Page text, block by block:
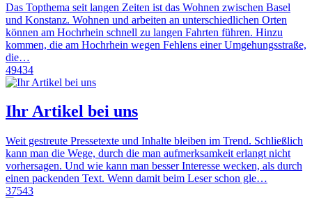
Das Topthema seit langen Zeiten ist das Wohnen zwischen Basel
und Konstanz. Wohnen und arbeiten an unterschiedlichen Orten
können am Hochrhein schnell zu langen Fahrten führen. Hinzu
kommen, die am Hochrhein wegen Fehlens einer Umgehungsstraße,
die…
49434
Ihr Artikel bei uns
Weit gestreute Pressetexte und Inhalte bleiben im Trend. Schließlich
kann man die Wege, durch die man aufmerksamkeit erlangt nicht
vorhersagen. Und wie kann man besser Interesse wecken, als durch
einen packenden Text. Wenn damit beim Leser schon gle…
37543